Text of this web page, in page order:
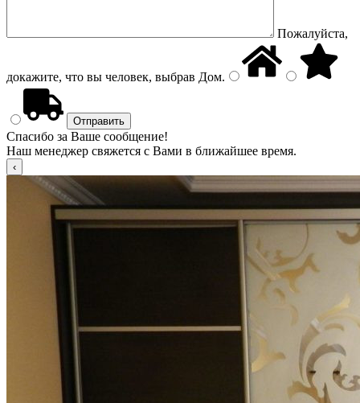
Пожалуйста,
докажите, что вы человек, выбрав Дом.
Спасибо за Ваше сообщение!
Наш менеджер свяжется с Вами в ближайшее время.